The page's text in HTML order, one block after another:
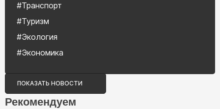
#Транспорт
#Туризм
#Экология
#Экономика
ПОКАЗАТЬ НОВОСТИ
Рекомендуем